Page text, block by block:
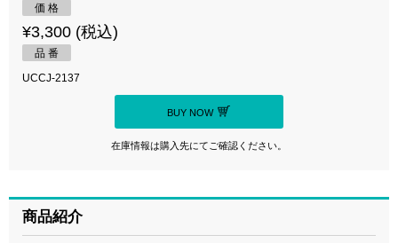
価 格
¥3,300 (税込)
品 番
UCCJ-2137
BUY NOW
在庫情報は購入先にてご確認ください。
商品紹介